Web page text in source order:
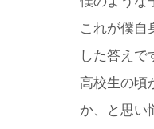
これが僕自
した答えで
高校生の頃
か、と思い